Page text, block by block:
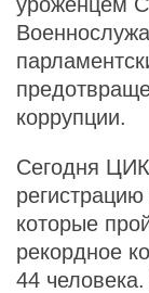
коррупции.
Сегодня
которые
рекордное
44